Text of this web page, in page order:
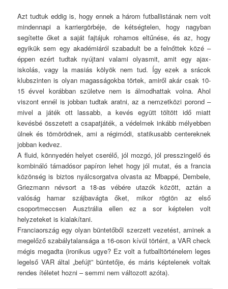
Azt tudtuk eddig is, hogy ennek a három futballistának nem volt
mindennapi a karriergörbéje, de kétségtelen, hogy nagyban
segítette őket a saját fajtájuk rohamos eltűnése, és az, hogy
egyikük sem egy akadémiáról szabadult be a felnőttek közé –
éppen ezért tudtak nyújtani valami olyasmit, amit egy ajax-
iskolás, vagy la masiás kölyök nem tud. Így ezek a srácok
klubszinten is olyan magasságokba törtek, amiről akár csak 10-
15 évvel korábban születve nem is álmodhattak volna. Ahol
viszont ennél is jobban tudtak aratni, az a nemzetközi porond –
mivel a játék ott lassabb, a kevés együtt töltött idő miatt
kevésbé összetett a csapatjáték, a védelmek inkább mélyebben
ülnek és tömörödnek, ami a régimódi, statikusabb centereknek
jobban kedvez.
A fluid, könnyedén helyet cserélő, jól mozgó, jól presszingelő és
kombináló támadósor papíron lehet hogy jól mutat, és a francia
közönség is biztos nyálcsorgatva olvasta az Mbappé, Dembele,
Griezmann névsort a 18-as vébére utazók között, aztán a
valóság hamar szájbavágta őket, mikor rögtön az első
csoportmeccsen Ausztrália ellen ez a sor képtelen volt
helyzeteket is kialakítani.
Franciaország egy olyan büntetőből szerzett vezetést, aminek a
megelőző szabálytalansága a 16-oson kívül történt, a VAR check
mégis megadta (ironikus ugye? Ez volt a futballtörténelem leges
legelső VAR által „befújt” büntetője, és máris képtelenek voltak
rendes ítéletet hozni – semmi nem változott azóta).